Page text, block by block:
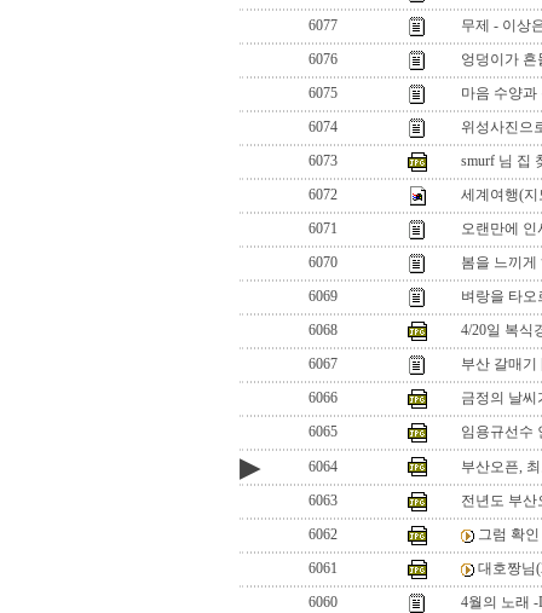
6077
무제 - 이상
6076
엉덩이가
6075
마음 수양과
6074
위성사진으
6073
smurf 님 집
6072
세계여행(지
6071
오랜만에 인
6070
봄을 느끼게
6069
벼랑을 타
6068
4/20일 복식
6067
부산 갈매기
6066
금정의 날씨
6065
임용규선수
▶ 6064
부산오픈,
6063
전년도 부산
6062
그럼 확
6061
대호짱님
6060
4월의 노래 -